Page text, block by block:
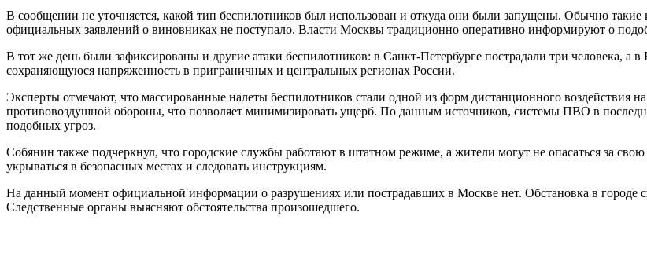
В сообщении не уточняется, какой тип беспилотников был использован и откуда они были запущены. Обычно
официальных заявлений о виновниках не поступало. Власти Москвы традиционно оперативно информируют о
В тот же день были зафиксированы и другие атаки беспилотников: в Санкт-Петербурге пострадали три человека,
сохраняющуюся напряженность в приграничных и центральных регионах России.
Эксперты отмечают, что массированные налеты беспилотников стали одной из форм дистанционного воздействия
противовоздушной обороны, что позволяет минимизировать ущерб. По данным источников, системы ПВО в
подобных угроз.
Собянин также подчеркнул, что городские службы работают в штатном режиме, а жители могут не опасаться за
укрываться в безопасных местах и следовать инструкциям.
На данный момент официальной информации о разрушениях или пострадавших в Москве нет. Обстановка в городе
Следственные органы выясняют обстоятельства произошедшего.